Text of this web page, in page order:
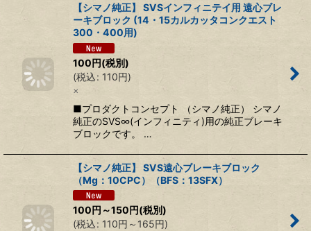
【シマノ純正】 SVSインフィニテイ用 遠心ブレ
ーキブロック (14・15カルカッタコンクエスト
300・400用)
100円(税別)
(税込: 110円)
×
■プロダクトコンセプト （シマノ純正） シマノ
純正のSVS∞(インフィニティ)用の純正ブレーキ
ブロックです。 …
【シマノ純正】 SVS遠心ブレーキブロック
（Mg：10CPC）（BFS：13SFX）
100円 ～150円(税別)
(税込: 110円 ～165円)